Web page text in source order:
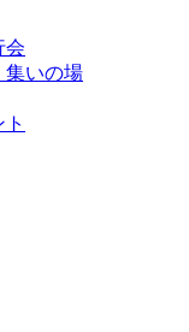
会
集いの場